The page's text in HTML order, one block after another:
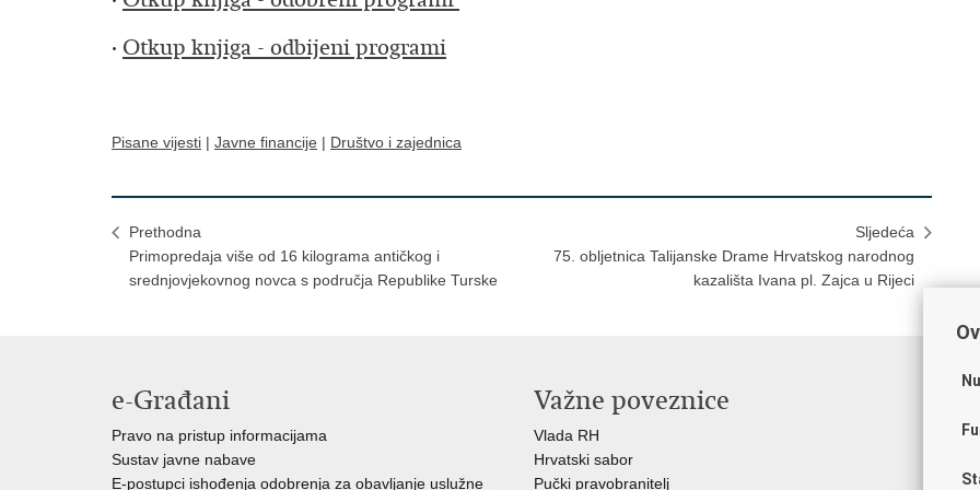
· Otkup knjiga - odbijeni programi
Pisane vijesti | Javne financije | Društvo i zajednica
Prethodna
Primopredaja više od 16 kilograma antičkog i
srednjovjekovnog novca s područja Republike Turske
Sljedeća
75. obljetnica Talijanske Drame Hrvatskog narodnog
kazališta Ivana pl. Zajca u Rijeci
e-Građani
Pravo na pristup informacijama
Sustav javne nabave
E-postupci ishođenja odobrenja za obavljanje uslužne
Važne poveznice
Vlada RH
Hrvatski sabor
Pučki pravobranitelj